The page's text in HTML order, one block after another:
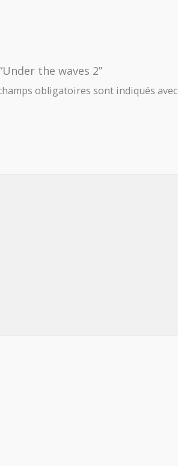
the waves 2”
obligatoires sont indiqués avec